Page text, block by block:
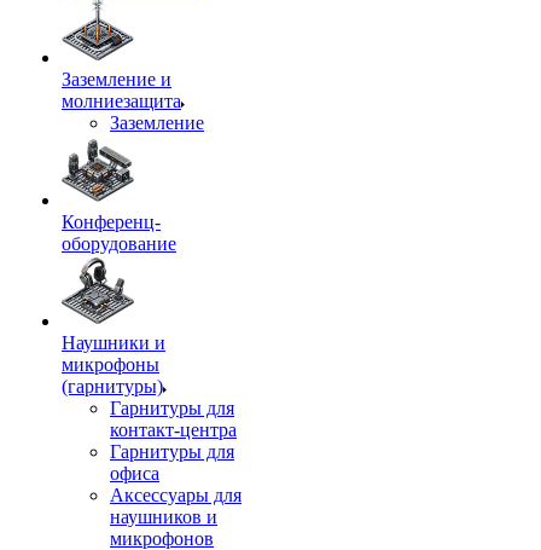
Заземление и
молниезащита
Заземление
Конференц-
оборудование
Наушники и
микрофоны
(гарнитуры)
Гарнитуры для
контакт-центра
Гарнитуры для
офиса
Аксессуары для
наушников и
микрофонов